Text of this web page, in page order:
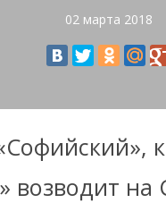
02 марта 2018
возводит